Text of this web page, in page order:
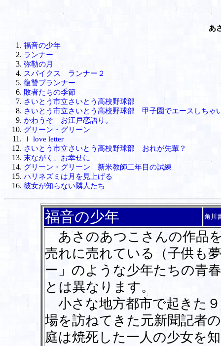
あ
福音の少年
ランナー
弥勒の月
スパイクス ランナー２
復讐プランナー
敗者たちの季節
さいとう市立さいとう高校野球部
さいとう市立さいとう高校野球部 甲子園でエースしちゃ
かわうそ お江戸恋語り。
グリーン・グリーン
Ｉ love letter
さいとう市立さいとう高校野球部 おれが先輩？
末ながく、お幸せに
グリーン・グリーン 新米教師二年目の試練
ハリネズミは月を見上げる
彼女が知らない隣人たち
福音の少年 角川
あさのあつこさんの作品
売れに売れている（子供も
ー」のような少年たちの青
とは異なります。
小さな地方都市で起きた
場を訪ねてきた元新聞記者
庭は焼死した一人の少女を